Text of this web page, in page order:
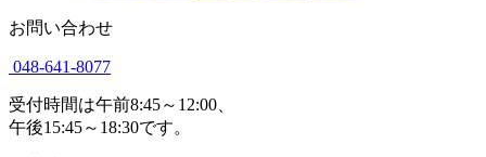
お問い合わせ
048-641-8077
受付時間は午前8:45～12:00、
午後15:45～18:30です。